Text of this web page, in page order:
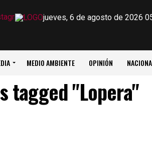
jueves, 6 de agosto de 2026
MEDIO AMBIENTE OPINIÓN
tagged "Lopera"